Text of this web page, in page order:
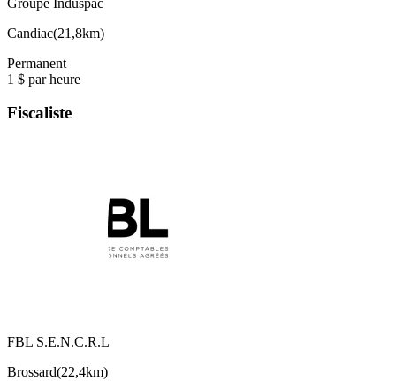
Candiac(21,8km)
Permanent
1 $ par heure
Fiscaliste
FBL S.E.N.C.R.L
Brossard(22,4km)